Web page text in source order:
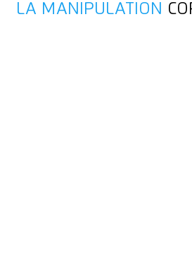
LA MANIPULATION